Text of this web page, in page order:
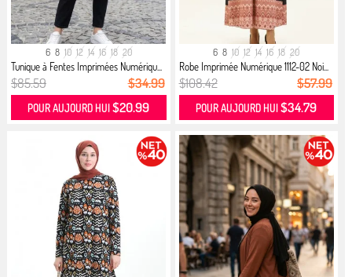
6 8 10 12 14 16 18 20
Tunique à Fentes Imprimées Numériqu...
$85.59 $34.99
POUR AUJOURD HUI$20.99
6 8 10 12 14 16 18 20
Robe Imprimée Numérique 1112-02 Noi...
$108.42 $57.99
POUR AUJOURD HUI$34.79